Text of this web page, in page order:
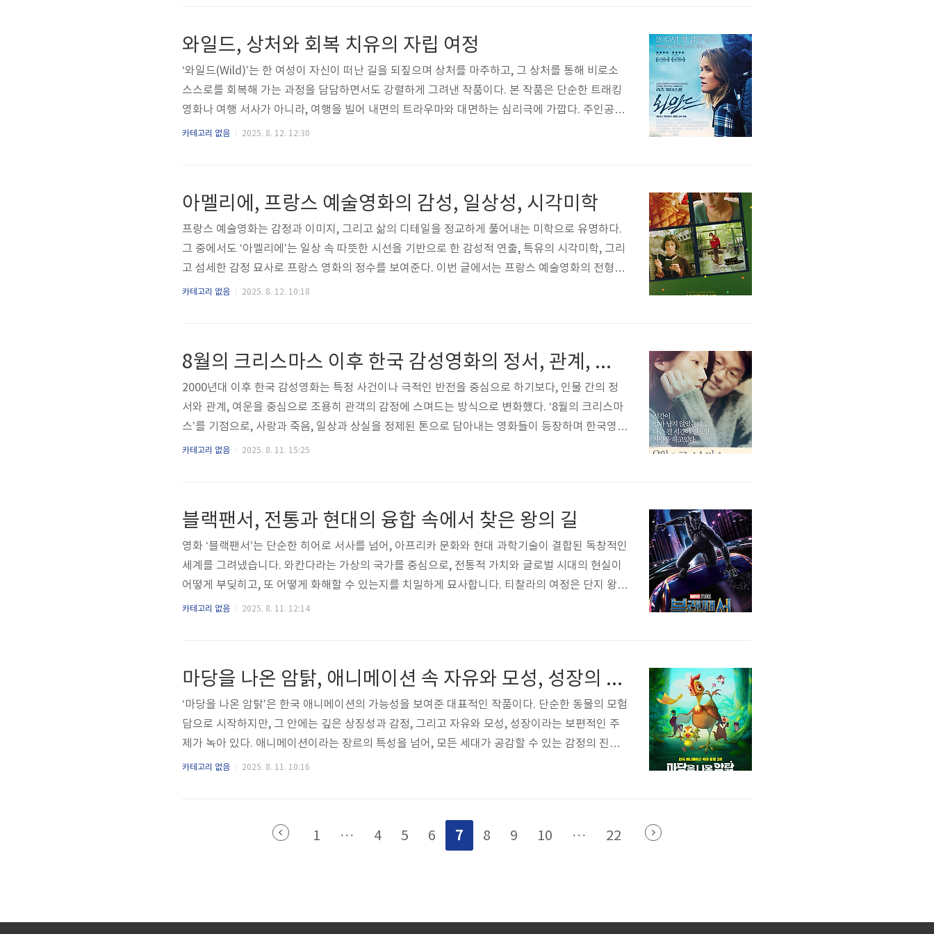
험하고 증명하는 무대가 됩니다. 하지만 고향에..
와일드, 상처와 회복 치유의 자립 여정
‘와일드(Wild)’는 한 여성이 자신이 떠난 길을 되짚으며 상처를 마주하고, 그 상처를 통해 비로소
스스로를 회복해 가는 과정을 담담하면서도 강렬하게 그려낸 작품이다. 본 작품은 단순한 트래킹
영화나 여행 서사가 아니라, 여행을 빌어 내면의 트라우마와 대면하는 심리극에 가깝다. 주인공이
길 위에서 만나는 풍경과 사람들, 반복되는 신체적 고단함은 외형적으로는 모험을 보여주지만 실
가 제시하는 치유의 방식에 대해 심층..
카테고리 없음 2025. 8. 12. 12:30
아멜리에, 프랑스 예술영화의 감성, 일상성, 시각미학
프랑스 예술영화는 감정과 이미지, 그리고 삶의 디테일을 정교하게 풀어내는 미학으로 유명하다.
그 중에서도 ‘아멜리에’는 일상 속 따뜻한 시선을 기반으로 한 감성적 연출, 특유의 시각미학, 그리
고 섬세한 감정 묘사로 프랑스 영화의 정수를 보여준다. 이번 글에서는 프랑스 예술영화의 전형으
로 평가받는 ‘아멜리에’를 중심으로 그 감성 구조와 예술적 특징을 짚어본다. 아멜리에, 감성을 움
프랑스 예술영화가 지향하는 감성은 바로 이 일상의 특별화..
카테고리 없음 2025. 8. 12. 10:18
8월의 크리스마스 이후 한국 감성영화의 정서, 관계, 여운
2000년대 이후 한국 감성영화는 특정 사건이나 극적인 반전을 중심으로 하기보다, 인물 간의 정
서와 관계, 여운을 중심으로 조용히 관객의 감정에 스며드는 방식으로 변화했다. ‘8월의 크리스마
스’를 기점으로, 사랑과 죽음, 일상과 상실을 정제된 톤으로 담아내는 영화들이 등장하며 한국영화
만의 감성적 특질이 부각되기 시작했다. 이번 리뷰에서는 그 대표작을 통해 한국 감성영화의 서사
감정을 담는다. 주인공 정원이 시한부 판정을..
카테고리 없음 2025. 8. 11. 15:25
블랙팬서, 전통과 현대의 융합 속에서 찾은 왕의 길
영화 ‘블랙팬서’는 단순한 히어로 서사를 넘어, 아프리카 문화와 현대 과학기술이 결합된 독창적인
세계를 그려냈습니다. 와칸다라는 가상의 국가를 중심으로, 전통적 가치와 글로벌 시대의 현실이
어떻게 부딪히고, 또 어떻게 화해할 수 있는지를 치밀하게 묘사합니다. 티찰라의 여정은 단지 왕위
계승의 이야기가 아니라, 리더가 어떤 길을 선택해야 하는지에 대한 깊은 고민을 담고 있습니다.
시작됩니다. 겉으로는 가난한 제3세계 국가처럼 보이지만..
카테고리 없음 2025. 8. 11. 12:14
마당을 나온 암탉, 애니메이션 속 자유와 모성, 성장의 은유
‘마당을 나온 암탉’은 한국 애니메이션의 가능성을 보여준 대표적인 작품이다. 단순한 동물의 모험
담으로 시작하지만, 그 안에는 깊은 상징성과 감정, 그리고 자유와 모성, 성장이라는 보편적인 주
제가 녹아 있다. 애니메이션이라는 장르의 특성을 넘어, 모든 세대가 공감할 수 있는 감정의 진폭
을 가진 이 영화는 한국 애니메이션이 감정과 서사를 얼마나 정교하게 담아낼 수 있는지를 입증한
은 단순한 생존의 욕망처럼 보이지만, 곧 그녀의 여정은 독립과 자아의식, 그리고 존재의 의미를
찾아가는 감정적 항해로 확장된다. 영화는 잎..
카테고리 없음 2025. 8. 11. 10:16
1 ··· 4 5 6 7 8 9 10 ··· 22